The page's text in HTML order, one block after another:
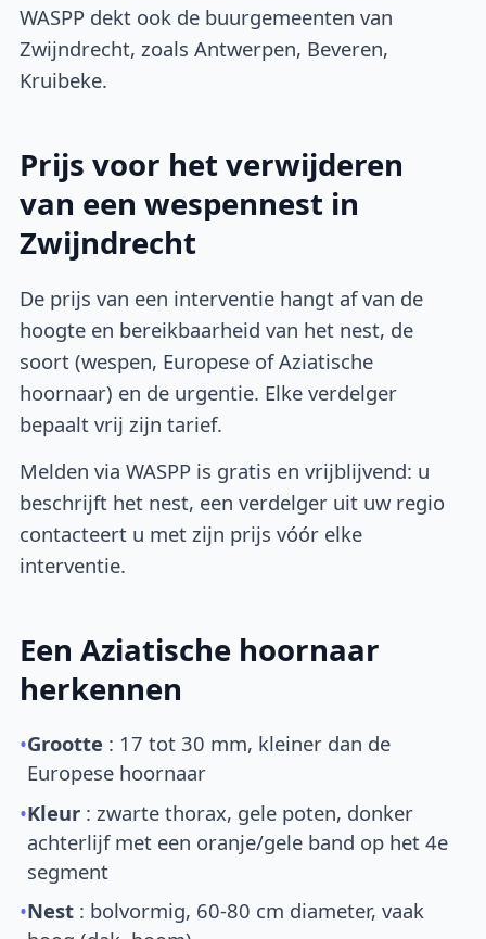
WASPP dekt ook de buurgemeenten van
Zwijndrecht, zoals Antwerpen, Beveren,
Kruibeke.
Prijs voor het verwijderen
van een wespennest in
Zwijndrecht
De prijs van een interventie hangt af van de
hoogte en bereikbaarheid van het nest, de
soort (wespen, Europese of Aziatische
hoornaar) en de urgentie. Elke verdelger
bepaalt vrij zijn tarief.
Melden via WASPP is gratis en vrijblijvend: u
beschrijft het nest, een verdelger uit uw regio
contacteert u met zijn prijs vóór elke
interventie.
Een Aziatische hoornaar
herkennen
•Grootte : 17 tot 30 mm, kleiner dan de
Europese hoornaar
•Kleur : zwarte thorax, gele poten, donker
achterlijf met een oranje/gele band op het 4e
segment
•Nest : bolvormig, 60-80 cm diameter, vaak